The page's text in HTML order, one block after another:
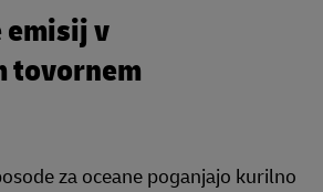
emisij v
tovornem
za oceane poganjajo kurilno